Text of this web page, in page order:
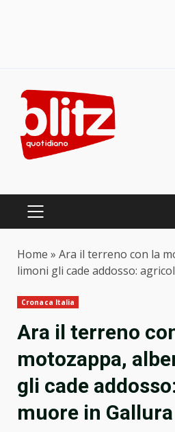
content
PRIMARY
Home » Ara il terreno con la
limoni gli cade addosso:
Cronaca Italia
Ara il terreno
motozappa,
gli cade
muore in Gallura